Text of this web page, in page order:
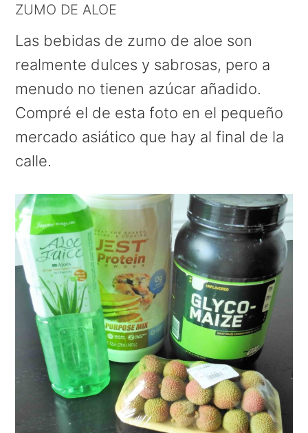
ZUMO DE ALOE
Las bebidas de zumo de aloe son
realmente dulces y sabrosas, pero a
menudo no tienen azúcar añadido.
Compré el de esta foto en el pequeño
mercado asiático que hay al final de la
calle.